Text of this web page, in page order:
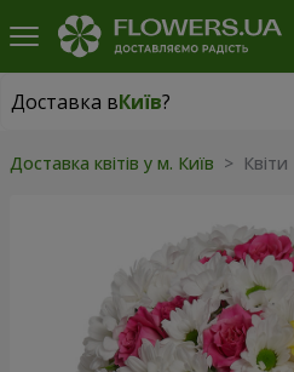
Доставка вКиїв?
Доставка вКиїв
Доставка квітів у м. Київ >